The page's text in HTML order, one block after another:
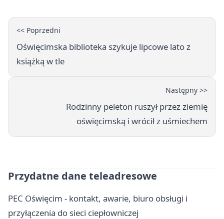
<< Poprzedni
Oświęcimska biblioteka szykuje lipcowe lato z
książką w tle
Następny >>
Rodzinny peleton ruszył przez ziemię
oświęcimską i wrócił z uśmiechem
Przydatne dane teleadresowe
PEC Oświęcim - kontakt, awarie, biuro obsługi i
przyłączenia do sieci ciepłowniczej